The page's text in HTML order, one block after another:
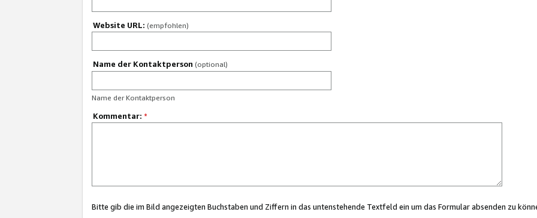
Website URL: (empfohlen)
Name der Kontaktperson (optional)
Name der Kontaktperson
Kommentar: *
Bitte gib die im Bild angezeigten Buchstaben und Ziffern in das untenstehende Textfeld ein um das Formular absenden zu